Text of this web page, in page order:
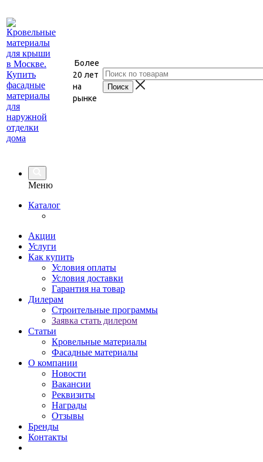
Более
20 лет
на
рынке
Меню
Каталог
Акции
Услуги
Как купить
Условия оплаты
Условия доставки
Гарантия на товар
Дилерам
Строительные программы
Заявка стать дилером
Статьи
Кровельные материалы
Фасадные материалы
О компании
Новости
Вакансии
Реквизиты
Награды
Отзывы
Бренды
Контакты